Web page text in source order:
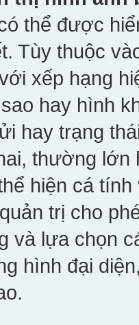
thể được
Tùy thuộc
xếp hạng
hay hình
hay trạng
thường
hiện cá
trị cho
và lựa chọn
hình đại